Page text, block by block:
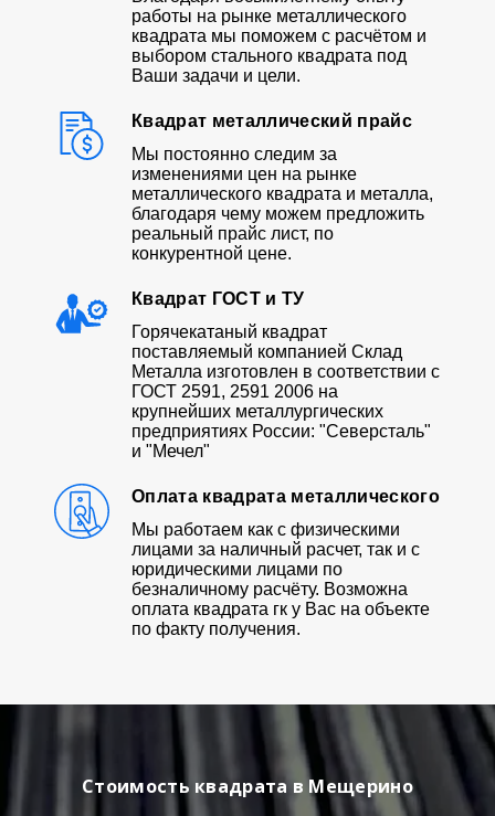
работы на рынке металлического
квадрата мы поможем с расчётом и
выбором стального квадрата под
Ваши задачи и цели.
Квадрат металлический прайс
Мы постоянно следим за
изменениями цен на рынке
металлического квадрата и металла,
благодаря чему можем предложить
реальный прайс лист, по
конкурентной цене.
Квадрат ГОСТ и ТУ
Горячекатаный квадрат
поставляемый компанией Склад
Металла изготовлен в соответствии с
ГОСТ 2591, 2591 2006 на
крупнейших металлургических
предприятиях России: "Северсталь"
и "Мечел"
Оплата квадрата металлического
Мы работаем как с физическими
лицами за наличный расчет, так и с
юридическими лицами по
безналичному расчёту. Возможна
оплата квадрата гк у Вас на объекте
по факту получения.
Стоимость квадрата в Мещерино